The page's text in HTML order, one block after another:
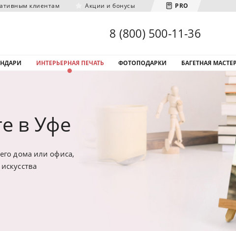
клиентам Акции и бонусы PRO
Загрузка городов...
8 (800) 500-11-36
ИНТЕРЬЕРНАЯ ПЕЧАТЬ ФОТОПОДАРКИ БАГЕТНАЯ
в Уфе
дома или офиса,